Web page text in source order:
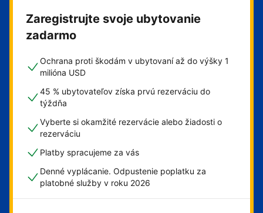
Zaregistrujte svoje ubytovanie
zadarmo
Ochrana proti škodám v ubytovaní až do výšky 1
milióna USD
45 % ubytovateľov získa prvú rezerváciu do
týždňa
Vyberte si okamžité rezervácie alebo žiadosti o
rezerváciu
Platby spracujeme za vás
Denné vyplácanie. Odpustenie poplatku za
platobné služby v roku 2026